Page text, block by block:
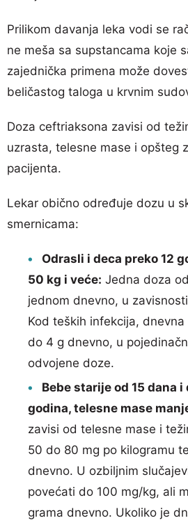
Prilikom davanja leka vodi se
ne meša sa supstancama koje
zajednička primena može
beličastog taloga u krvnim
Doza ceftriaksona zavisi od
uzrasta, telesne mase i opšteg
pacijenta.
Lekar obično određuje dozu u
smernicama:
Odrasli i deca preko 12
50 kg i veće: Jedna doza
jednom dnevno, u
Kod teških infekcija,
do 4 g dnevno, u
odvojene doze.
Bebe starije od 15 dana
godina, telesne mase
zavisi od telesne mase i
50 do 80 mg po kilogramu
dnevno. U ozbiljnim
povećati do 100 mg/kg, ali
grama dnevno. Ukoliko je